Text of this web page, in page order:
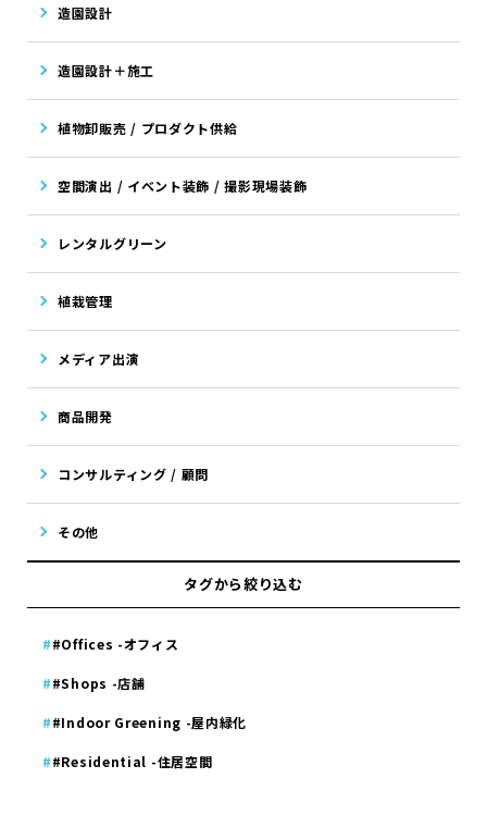
造園設計
造園設計＋施工
植物卸販売 / プロダクト供給
空間演出 / イベント装飾 / 撮影現場装飾
レンタルグリーン
植栽管理
メディア出演
商品開発
コンサルティング / 顧問
その他
タグから絞り込む
#Offices -オフィス
#Shops -店舗
#Indoor Greening -屋内緑化
#Residential -住居空間